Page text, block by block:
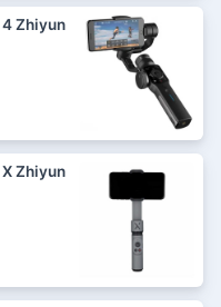
4 Zhiyun
Zhiyun